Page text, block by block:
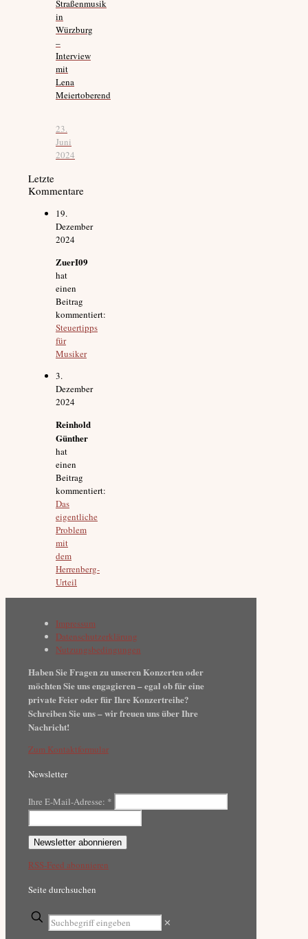
Straßenmusik
in
Würzburg
–
Interview
mit
Lena
Meiertoberend
23.
Juni
2024
Letzte
Kommentare
19.
Dezember
2024
ZuerI09
hat
einen
Beitrag
kommentiert:
Steuertipps
für
Musiker
3.
Dezember
2024
Reinhold
Günther
hat
einen
Beitrag
kommentiert:
Das
eigentliche
Problem
mit
dem
Herrenberg-
Urteil
Impressum
Datenschutzerklärung
Nutzungsbedingungen
Haben Sie Fragen zu unseren Konzerten oder
möchten Sie uns engagieren – egal ob für eine
private Feier oder für Ihre Konzertreihe?
Schreiben Sie uns – wir freuen uns über Ihre
Nachricht!
Zum Kontaktformular
Newsletter
Ihre E-Mail-Adresse: *
RSS-Feed abonnieren
Seite durchsuchen
✕